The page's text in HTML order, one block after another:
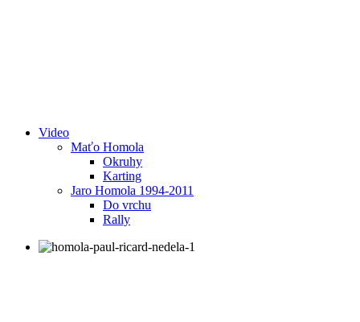
Video
Maťo Homola
Okruhy
Karting
Jaro Homola 1994-2011
Do vrchu
Rally